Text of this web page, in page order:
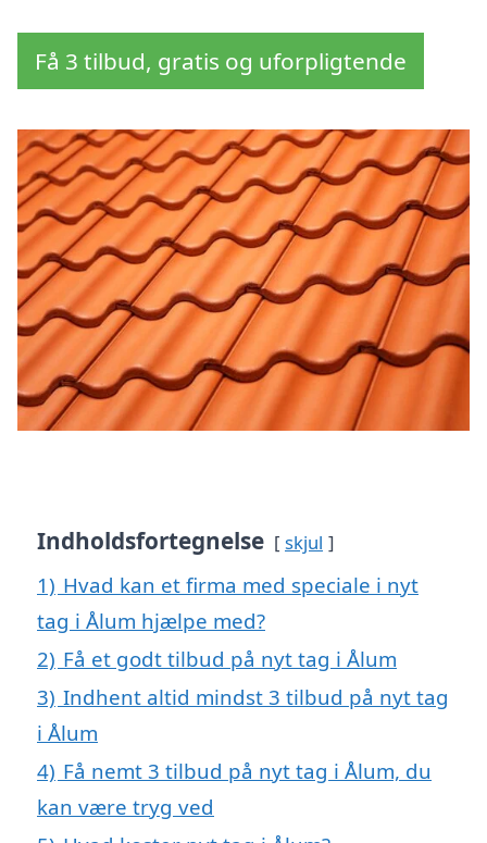
Få 3 tilbud, gratis og uforpligtende
Indholdsfortegnelse skjul
1) Hvad kan et firma med speciale i nyt
tag i Ålum hjælpe med?
2) Få et godt tilbud på nyt tag i Ålum
3) Indhent altid mindst 3 tilbud på nyt tag
i Ålum
4) Få nemt 3 tilbud på nyt tag i Ålum, du
kan være tryg ved